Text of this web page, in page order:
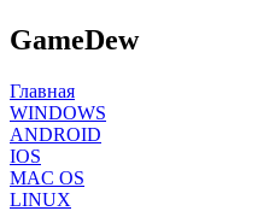
GameDew
Главная
WINDOWS
ANDROID
IOS
MAC OS
LINUX